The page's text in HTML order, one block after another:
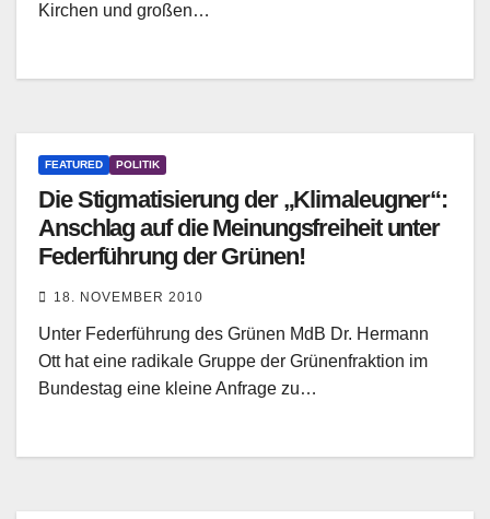
Kirchen und großen…
FEATURED POLITIK
Die Stigmatisierung der „Klimaleugner“:
Anschlag auf die Meinungsfreiheit unter
Federführung der Grünen!
18. NOVEMBER 2010
Unter Federführung des Grünen MdB Dr. Hermann
Ott hat eine radikale Gruppe der Grünenfraktion im
Bundestag eine kleine Anfrage zu…